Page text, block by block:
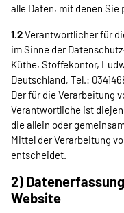
alle Daten, mit denen
1.2Verantwortlicher für
im Sinne der
Küthe, Stoffekontor,
Deutschland, Tel.:
Der für die Verarbeitung
Verantwortliche ist
die allein oder
Mittel der Verarbeitung
entscheidet.
2)
Website